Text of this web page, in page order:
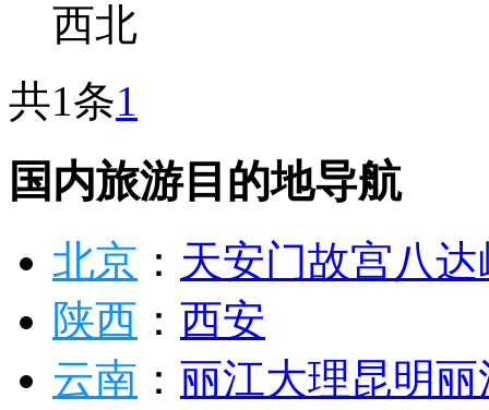
西北
共1条1
国内旅游目的地导航
北京 ： 天安门故宫八
陕西 ： 西安
云南 ： 丽江大理昆明丽